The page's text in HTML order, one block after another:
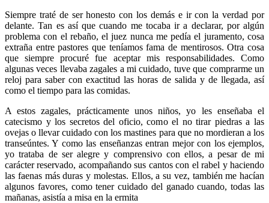
Siempre traté de ser honesto con los demás e ir con la verdad por
delante. Tan es así que cuando me tocaba ir a declarar, por algún
problema con el rebaño, el juez nunca me pedía el juramento, cosa
extraña entre pastores que teníamos fama de mentirosos. Otra cosa
que siempre procuré fue aceptar mis responsabilidades. Como
algunas veces llevaba zagales a mi cuidado, tuve que comprarme un
reloj para saber con exactitud las horas de salida y de llegada, así
como el tiempo para las comidas.
A estos zagales, prácticamente unos niños, yo les enseñaba el
catecismo y los secretos del oficio, como el no tirar piedras a las
ovejas o llevar cuidado con los mastines para que no mordieran a los
transeúntes. Y como las enseñanzas entran mejor con los ejemplos,
yo trataba de ser alegre y comprensivo con ellos, a pesar de mi
carácter reservado, acompañando sus cantos con el rabel y haciendo
las faenas más duras y molestas. Ellos, a su vez, también me hacían
algunos favores, como tener cuidado del ganado cuando, todas las
mañanas, asistía a misa en la ermita